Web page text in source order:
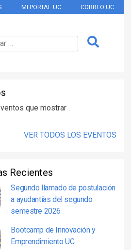
MI PORTAL UC CORREO UC
que mostrar .
VER TODOS LOS EVENTOS
Recientes
Segundo llamado de postulación
a ayudantías del segundo
semestre 2026
Bootcamp de Innovación y
Emprendimiento UC